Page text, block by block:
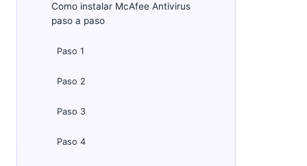
Como instalar McAfee Antivirus
paso a paso
Paso 1
Paso 2
Paso 3
Paso 4